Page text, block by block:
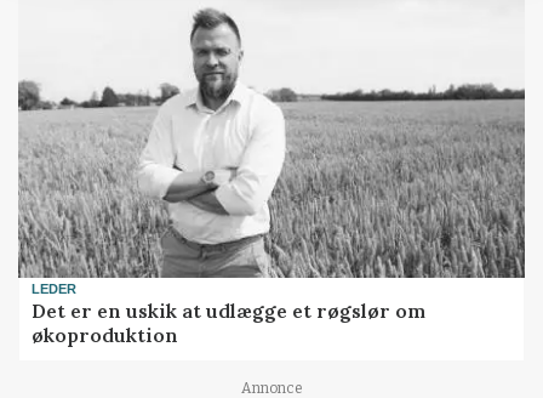
LEDER
Det er en uskik at udlægge et røgslør om
økoproduktion
Annonce